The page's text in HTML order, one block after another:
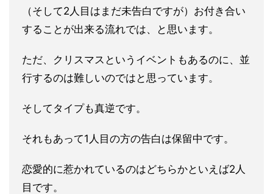
（そして2人目は まだ未告白ですが）お付き合い
することが出来る流れでは、
と思います。
ただ、クリスマスというイベントもあるのに、並
行するのは難しいのではと思っています。
そしてタイプも真逆です。
それもあって1人目の方の告白は保留中です。
恋愛的に惹かれているのはどちらかといえば2人
目です。